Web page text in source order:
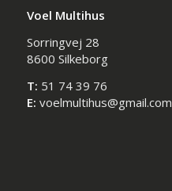
Voel Multihus
Sorringvej 28
8600 Silkeborg
T: 51 74 39 76
E: voelmultihus@gmail.com